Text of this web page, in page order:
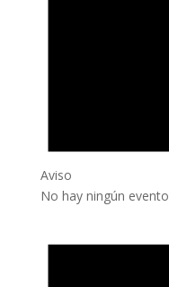
Aviso
No hay ningún